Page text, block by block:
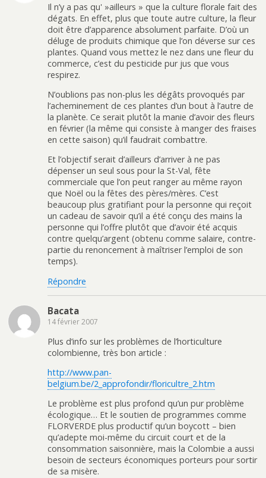
Il n’y a pas qu' »ailleurs » que la culture florale fait des
dégats. En effet, plus que toute autre culture, la fleur
doit être d’apparence absolument parfaite. D’où un
déluge de produits chimique que l’on déverse sur ces
plantes. Quand vous mettez le nez dans une fleur du
commerce, c’est du pesticide pur jus que vous
respirez.
N’oublions pas non-plus les dégâts provoqués par
l’acheminement de ces plantes d’un bout à l’autre de
la planète. Ce serait plutôt la manie d’avoir des fleurs
en février (la même qui consiste à manger des fraises
en cette saison) qu’il faudrait combattre.
Et l’objectif serait d’ailleurs d’arriver à ne pas
dépenser un seul sous pour la St-Val, fête
commerciale que l’on peut ranger au même rayon
que Noël ou la fêtes des pères/mères. C’est
beaucoup plus gratifiant pour la personne qui reçoit
un cadeau de savoir qu’il a été conçu des mains la
personne qui l’offre plutôt que d’avoir été acquis
contre quelqu’argent (obtenu comme salaire, contre-
partie du renoncement à maîtriser l’emploi de son
temps).
Répondre
Bacata
14 février 2007
Plus d’info sur les problèmes de l’horticulture
colombienne, très bon article :
http://www.pan-
belgium.be/2_approfondir/floricultre_2.htm
Le problème est plus profond qu’un pur problème
écologique… Et le soutien de programmes comme
FLORVERDE plus productif qu’un boycott – bien
qu’adepte moi-même du circuit court et de la
consommation saisonnière, mais la Colombie a aussi
besoin de secteurs économiques porteurs pour sortir
de sa misère.